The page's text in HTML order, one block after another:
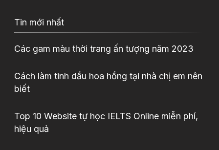
Tin mới nhất
Các gam màu thời trang ấn tượng năm 2023
Cách làm tinh dầu hoa hồng tại nhà chị em nên
biết
Top 10 Website tự học IELTS Online miễn phí,
hiệu quả